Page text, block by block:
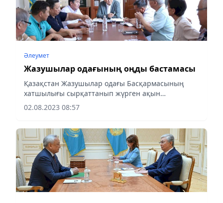
Әлеумет
Жазушылар одағының оңды бастамасы
Қазақстан Жазушылар одағы Басқармасының
хатшылығы сырқаттанып жүрген ақын
жазушыларға көмек көрсету туралы мәселені
қарастырды, деп хабарлайды Almaty-
02.08.2023 08:57